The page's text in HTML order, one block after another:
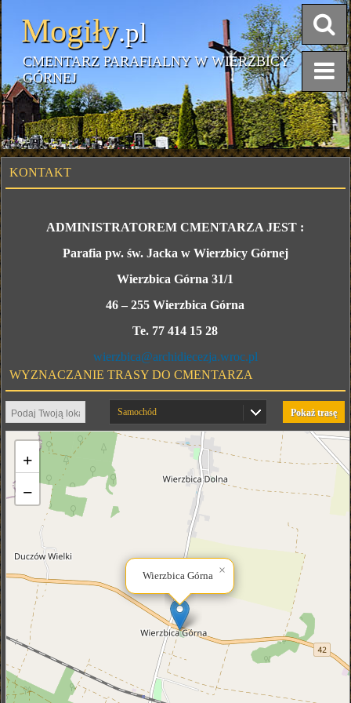
Mogiły.pl
CMENTARZ PARAFIALNY W WIERZBICY
GÓRNEJ
KONTAKT
ADMINISTRATOREM CMENTARZA JEST :
Parafia pw. św. Jacka w Wierzbicy Górnej
Wierzbica Górna 31/1
46 – 255 Wierzbica Górna
Te. 77 414 15 28
wierzbica@archidiecezja.wroc.pl
WYZNACZANIE TRASY DO CMENTARZA
Pokaż trasę
Samochód
Wierzbica Górna ×
+
−